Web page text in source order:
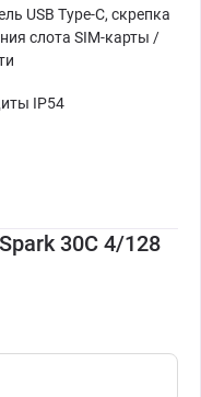
USB Type-C, скрепка
слота SIM-карты /
IP54
30C 4/128